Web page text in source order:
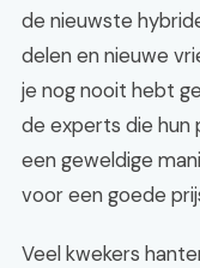
de nieuwste
delen en nieuwe
je nog nooit hebt
de experts die hun
een geweldige
voor een goede
Veel kwekers